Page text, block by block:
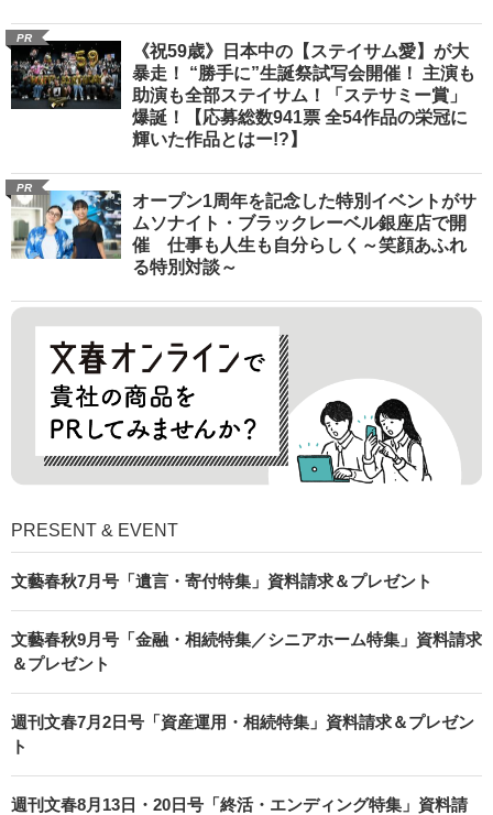
PR
《祝59歳》日本中の【ステイサム愛】が大
暴走！ “勝手に”生誕祭試写会開催！ 主演も
助演も全部ステイサム！「ステサミー賞」
爆誕！【応募総数941票 全54作品の栄冠に
輝いた作品とはー!?】
PR
オープン1周年を記念した特別イベントがサ
ムソナイト・ブラックレーベル銀座店で開
催 仕事も人生も自分らしく～笑顔あふれ
る特別対談～
PRESENT & EVENT
文藝春秋7月号「遺言・寄付特集」資料請求＆プレゼント
文藝春秋9月号「金融・相続特集／シニアホーム特集」資料請求
＆プレゼント
週刊文春7月2日号「資産運用・相続特集」資料請求＆プレゼン
ト
週刊文春8月13日・20日号「終活・エンディング特集」資料請